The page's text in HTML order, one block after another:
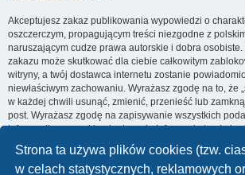
Strona ta używa plików cookies (tzw.
w celach statystycznych, reklamowych
Akceptujesz zakaz publikowania wypowiedzi o
oszczerczym, propagującym treści niezgodne z
naruszającym cudze prawa autorskie i dobra
zakazu może skutkować dla ciebie całkowitym
witryny, a twój dostawca internetu zostanie
niewłaściwym zachowaniu. Wyrażasz zgodę na to, że
w każdej chwili usunąć, zmienić, przenieść lub
post. Wyrażasz zgodę na zapisywanie wszystkich
informacji w naszej bazie danych. Informacje te nie
nikomu bez twojej zgody, ale ani „siewcyprawdy.tv”,
odpowiedzialności za włamania do witryny, podczas
kradzieży danych.